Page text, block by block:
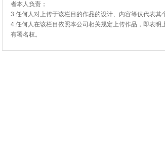
者本人负责；
3.任何人对上传于该栏目的作品的设计、内容等仅代表其
4.任何人在该栏目依照本公司相关规定上传作品，即表
有署名权。